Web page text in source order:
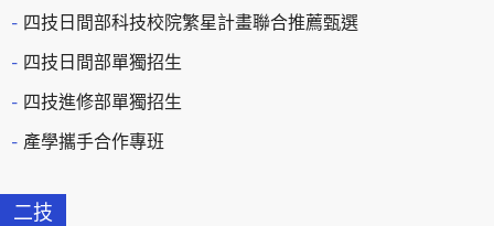
四技日間部科技校院繁星計畫聯合推薦甄選
四技日間部單獨招生
四技進修部單獨招生
產學攜手合作專班
二技